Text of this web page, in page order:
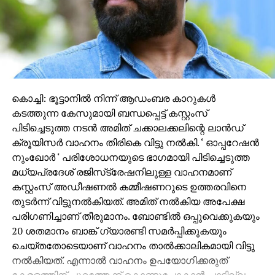
കൊച്ചി: ഭൂട്ടാനില്‍ നിന്ന് ആഡംബര കാറുകള്‍
കടത്തുന്ന കേസുമായി ബന്ധപ്പെട്ട് കസ്റ്റംസ്
പിടിച്ചെടുത്ത നടന്‍ അമിത് ചക്കാലക്കലിന്റെ ലാന്‍ഡ്
ക്രൂയിസര്‍ വാഹനം തിരികെ വിട്ടു നല്‍കി. ‘ ഓപ്പറേഷന്‍
മധ്യപ്രദേശ് രജിസ്‌ട്രേഷനിലുള്ള വാഹനമാണ്
കസ്റ്റംസ് അഡീഷണല്‍ കമ്മീഷണറുടെ ഉത്തരവിനെ
തുടര്‍ന്ന് വിട്ടുനല്‍കിയത്. അമിത് നല്‍കിയ അപേക്ഷ
പരിഗണിച്ചാണ് തീരുമാനം. ബോണ്ടില്‍ ഒപ്പുവെക്കുകയും
20 ശതമാനം ബാങ്ക് ഗ്യാരണ്ടി സമര്‍പ്പിക്കുകയും
ചെയ്തതോടെയാണ് വാഹനം താല്‍ക്കാലികമായി വിട്ടു
നല്‍കിയത്. എന്നാല്‍ വാഹനം ഉപയോഗിക്കരുത്
കേരളത്തിന് പുറത്തേക്ക് കൊണ്ടുപോകാന്‍ പാടില്ല
തുടങ്ങിയ കര്‍ശന വ്യവസ്ഥകള്‍ തുടരും.
ഭൂട്ടാനില്‍ നിന്ന് നികുതി വെട്ടിച്ച് വാഹനങ്ങള്‍
കേരളത്തിലേക്ക് കടത്തിയതുമായി ബന്ധപ്പെട്ട കസ്റ്റംസ്
CONTINUE READING